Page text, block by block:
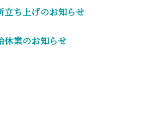
立ち上げのお知らせ
休業のお知らせ